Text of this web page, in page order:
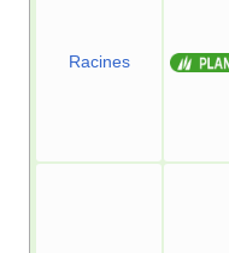
Racines